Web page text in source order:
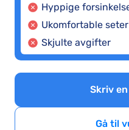
Hyppige
Ukomfortable seter
Skjulte avgifter
Skriv
Gå til